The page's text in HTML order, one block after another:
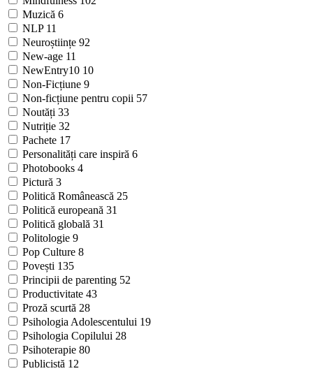
Muzică 6
NLP 11
Neuroștiințe 92
New-age 11
NewEntry10 10
Non-Ficțiune 9
Non-ficțiune pentru copii 57
Noutăți 33
Nutriție 32
Pachete 17
Personalități care inspiră 6
Photobooks 4
Pictură 3
Politică Românească 25
Politică europeană 31
Politică globală 31
Politologie 9
Pop Culture 8
Povești 135
Principii de parenting 52
Productivitate 43
Proză scurtă 28
Psihologia Adolescentului 19
Psihologia Copilului 28
Psihoterapie 80
Publicistă 12